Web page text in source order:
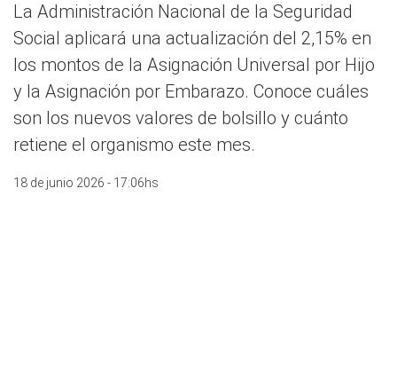
La Administración Nacional de la Seguridad
Social aplicará una actualización del 2,15% en
los montos de la Asignación Universal por Hijo
y la Asignación por Embarazo. Conoce cuáles
son los nuevos valores de bolsillo y cuánto
retiene el organismo este mes.
18 de junio 2026 - 17:06hs